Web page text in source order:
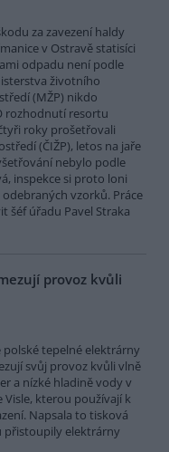
za zavezení haldy
v Ostravě statisíci
odpadu není podle
životního
(MŽP) nikdo
rozhodnutí resortu
roky prošetřovali
(ČIŽP), letos na jaře
nebylo podle
inspekce si proto loni
vzorků. Práce
šéf úřadu Pavel Straka
provoz kvůli
polské tepelné elektrárny
svůj provoz kvůli vlně
a nízké hladině vody v
Visle, kterou používají k
Napsala to tisková
přistoupily elektrárny